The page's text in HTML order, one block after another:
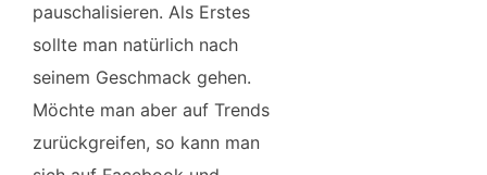
pauschalisieren. Als Erstes
sollte man natürlich nach
seinem Geschmack gehen.
Möchte man aber auf Trends
zurückgreifen, so kann man